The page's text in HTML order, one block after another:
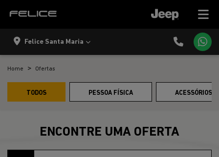
Felice Santa Maria
Home Ofertas
TODOS PESSOA FÍSICA ACESSÓRIOS
ENCONTRE UMA OFERTA